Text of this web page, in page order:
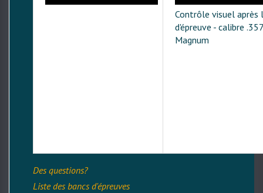
Contrôle visuel après
d'épreuve - calibre .357
Magnum
Des questions?
Liste des bancs d'épreuves